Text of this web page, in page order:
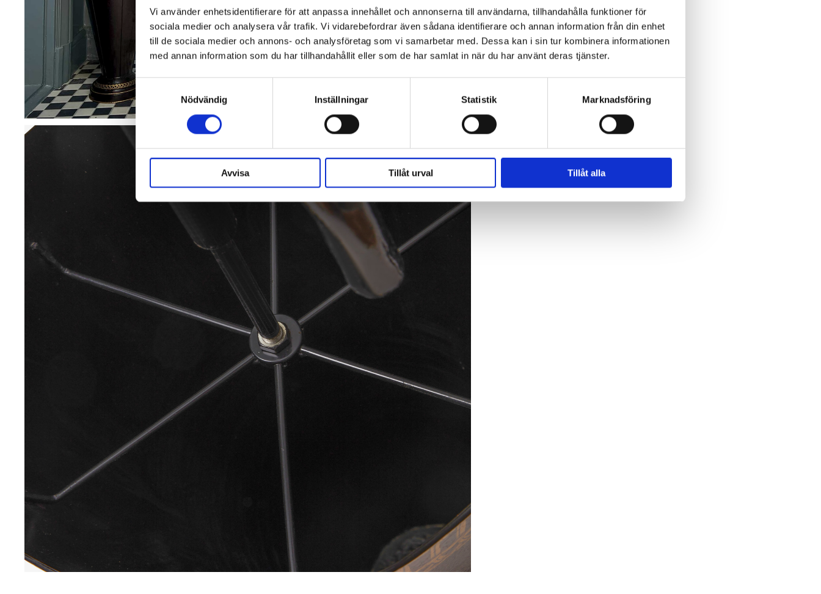
Vi använder enhetsidentifierare för att anpassa innehållet och annonserna till användarna, tillhandahålla funktioner för
sociala medier och analysera vår trafik. Vi vidarebefordrar även sådana identifierare och annan information från din enhet
till de sociala medier och annons- och analysföretag som vi samarbetar med. Dessa kan i sin tur kombinera informationen
med annan information som du har tillhandahållit eller som de har samlat in när du har använt deras tjänster.
Samtyckesval
Nödvändig
Inställningar Statistik Marknadsföring
Avvisa Tillåt urval Tillåt alla